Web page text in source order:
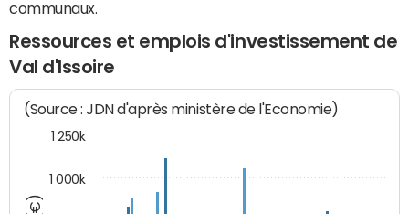
communaux.
Ressources et emplois d'investissement de
Val d'Issoire
(Source : JDN d'après ministère de l'Economie)
1 000k
1 250k